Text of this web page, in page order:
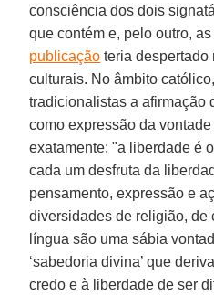
consciência dos dois
que contém e, pelo outro,
publicação teria despertado
culturais. No âmbito
tradicionalistas a afirmação
como expressão da
exatamente: "a liberdade é
cada um desfruta da
pensamento, expressão e
diversidades de religião, de
língua são uma sábia
‘sabedoria divina’ que
credo e à liberdade de ser